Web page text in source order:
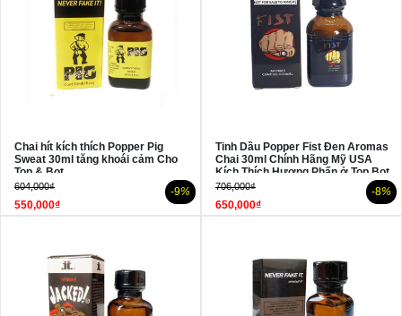
Chai hít kích thích Popper Pig
Sweat 30ml tăng khoái cảm Cho
Top & Bot
604,000₫
550,000₫
-9%
Tinh Dầu Popper Fist Đen Aromas
Chai 30ml Chính Hãng Mỹ USA
Kích Thích Hương Phấn ở Top Bot
706,000₫
650,000₫
-8%